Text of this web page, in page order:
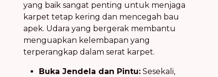
yang baik sangat penting untuk menjaga
karpet tetap kering dan mencegah bau
apek. Udara yang bergerak membantu
menguapkan kelembapan yang
terperangkap dalam serat karpet.
Buka Jendela dan Pintu: Sesekali,